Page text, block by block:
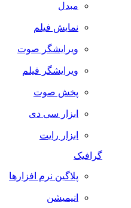
مبدل
نمایش فیلم
ویرایشگر صوت
ویرایشگر فیلم
پخش صوت
ابزار سی دی
ابزار رایت
گرافیک
پلاگین نرم افزارها
انیمیشن